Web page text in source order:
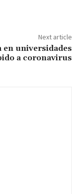
Next article
en universidades
a coronavirus